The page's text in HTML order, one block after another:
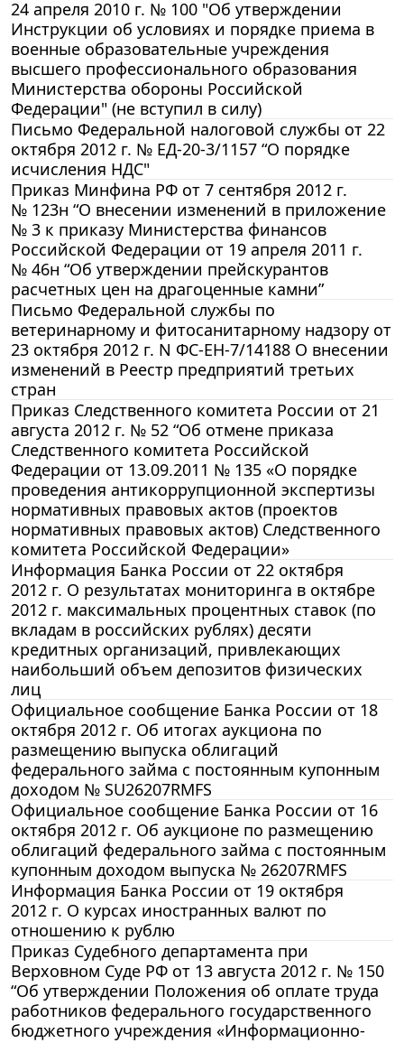
24 апреля 2010 г. № 100 "Об утверждении
Инструкции об условиях и порядке приема в
военные образовательные учреждения
высшего профессионального образования
Министерства обороны Российской
Федерации" (не вступил в силу)
Письмо Федеральной налоговой службы от 22
октября 2012 г. № ЕД-20-3/1157 “О порядке
исчисления НДС"
Приказ Минфина РФ от 7 сентября 2012 г.
№ 123н “О внесении изменений в приложение
№ 3 к приказу Министерства финансов
Российской Федерации от 19 апреля 2011 г.
№ 46н “Об утверждении прейскурантов
расчетных цен на драгоценные камни”
Письмо Федеральной службы по
ветеринарному и фитосанитарному надзору от
23 октября 2012 г. N ФС-ЕН-7/14188 О внесении
изменений в Реестр предприятий третьих
стран
Приказ Следственного комитета России от 21
августа 2012 г. № 52 “Об отмене приказа
Следственного комитета Российской
Федерации от 13.09.2011 № 135 «О порядке
проведения антикоррупционной экспертизы
нормативных правовых актов (проектов
нормативных правовых актов) Следственного
комитета Российской Федерации»
Информация Банка России от 22 октября
2012 г. О результатах мониторинга в октябре
2012 г. максимальных процентных ставок (по
вкладам в российских рублях) десяти
кредитных организаций, привлекающих
наибольший объем депозитов физических
лиц
Официальное сообщение Банка России от 18
октября 2012 г. Об итогах аукциона по
размещению выпуска облигаций
федерального займа с постоянным купонным
доходом № SU26207RMFS
Официальное сообщение Банка России от 16
октября 2012 г. Об аукционе по размещению
облигаций федерального займа с постоянным
купонным доходом выпуска № 26207RMFS
Информация Банка России от 19 октября
2012 г. О курсах иностранных валют по
отношению к рублю
Приказ Судебного департамента при
Верховном Суде РФ от 13 августа 2012 г. № 150
“Об утверждении Положения об оплате труда
работников федерального государственного
бюджетного учреждения «Информационно-